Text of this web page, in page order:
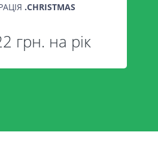
.CHRISTMAS
грн. на рік